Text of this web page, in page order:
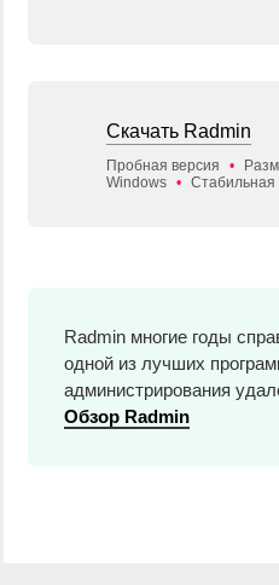
Скачать Radmin
Пробная версия •
Windows • Стабильная
Radmin многие годы
одной из лучших
администрирования
Обзор Radmin